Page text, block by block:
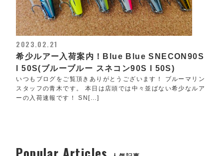
2023.02.21
希少ルアー入荷案内！Blue Blue SNECON90S
l 50S(ブルーブルー スネコン90S l 50S)
いつもブログをご覧頂きありがとうございます！ ブルーマリン
スタッフの青木です。 本日は店頭では中々並ばない希少なルア
ーの入荷速報です！ SN[...]